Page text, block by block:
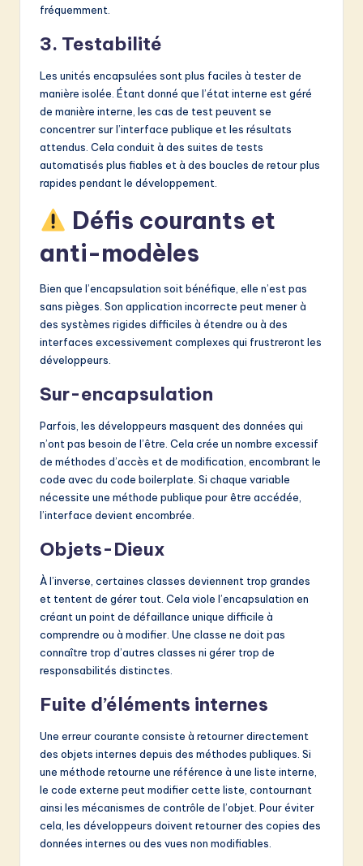
fréquemment.
3. Testabilité
Les unités encapsulées sont plus faciles à tester de
manière isolée. Étant donné que l’état interne est géré
de manière interne, les cas de test peuvent se
concentrer sur l’interface publique et les résultats
attendus. Cela conduit à des suites de tests
automatisés plus fiables et à des boucles de retour plus
rapides pendant le développement.
Défis courants et
anti-modèles
Bien que l’encapsulation soit bénéfique, elle n’est pas
sans pièges. Son application incorrecte peut mener à
des systèmes rigides difficiles à étendre ou à des
interfaces excessivement complexes qui frustreront les
développeurs.
Sur-encapsulation
Parfois, les développeurs masquent des données qui
n’ont pas besoin de l’être. Cela crée un nombre excessif
de méthodes d’accès et de modification, encombrant le
code avec du code boilerplate. Si chaque variable
nécessite une méthode publique pour être accédée,
l’interface devient encombrée.
Objets-Dieux
À l’inverse, certaines classes deviennent trop grandes
et tentent de gérer tout. Cela viole l’encapsulation en
créant un point de défaillance unique difficile à
comprendre ou à modifier. Une classe ne doit pas
connaître trop d’autres classes ni gérer trop de
responsabilités distinctes.
Fuite d’éléments internes
Une erreur courante consiste à retourner directement
des objets internes depuis des méthodes publiques. Si
une méthode retourne une référence à une liste interne,
le code externe peut modifier cette liste, contournant
ainsi les mécanismes de contrôle de l’objet. Pour éviter
cela, les développeurs doivent retourner des copies des
données internes ou des vues non modifiables.